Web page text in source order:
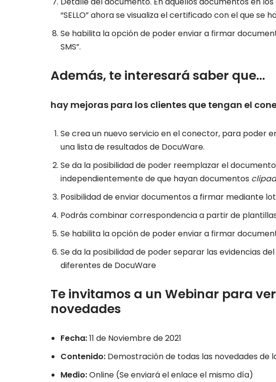
“SELLO” ahora se visualiza el certificado con el que se
Se habilita la opción de poder enviar a firmar
SMS”.
Además, te interesará saber que…
hay mejoras para los clientes que tengan el
Se crea un nuevo servicio en el conector, para poder
una lista de resultados de DocuWare.
Se da la posibilidad de poder reemplazar el
independientemente de que hayan documentos
Posibilidad de enviar documentos a firmar mediante
Podrás combinar correspondencia a partir de
Se habilita la opción de poder enviar a firmar
Se da la posibilidad de poder separar las evidencias
diferentes de DocuWare
Te invitamos a un Webinar para
novedades
Fecha:11 de Noviembre de 2021
Contenido: Demostración de todas las novedades de
Medio:Online (Se enviará el enlace el mismo día)